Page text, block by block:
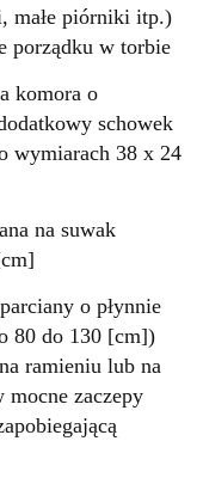
małe piórniki itp.)
porządku w torbie
komora o
schowek
wymiarach 38 x 24
na suwak
o płynnie
80 do 130 [cm])
ramieniu lub na
mocne zaczepy